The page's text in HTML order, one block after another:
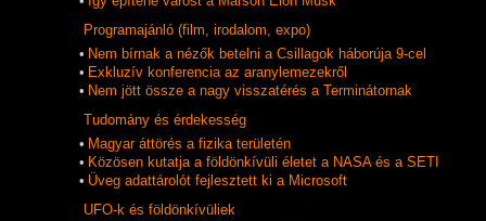
Programajánló (film, irodalom, expo)
• Nem bírnak a nézők betelni a Csillagok háborúja 9-cel
• Exkluzív konferencia az aranylemezekről
• Nem jött össze a nagy visszatérés a Terminátornak
Tudomány és érdekesség
• Magyar áttörés a fizika területén
• Közösen kutatja a földönkívüli életet a NASA és a SETI
• Üveg adattárolót fejlesztett ki a Microsoft
UFO-k és földönkí­vüliek